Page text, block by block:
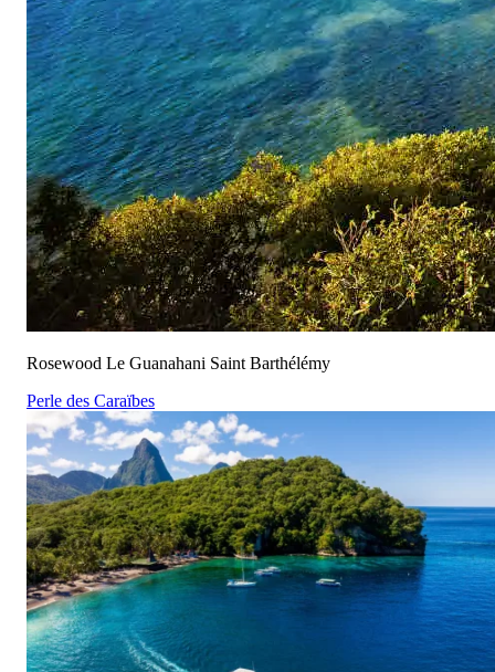
Rosewood Le Guanahani Saint Barthélémy
Perle des Caraïbes